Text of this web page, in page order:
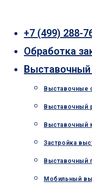
содержимому
+7 (499) 288-
Обработка
Выставочный
Выставочные
Выставочный
Выставочный
Застройка
Выставочный
Мобильный